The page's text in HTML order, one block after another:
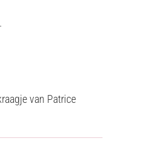
van Patrice